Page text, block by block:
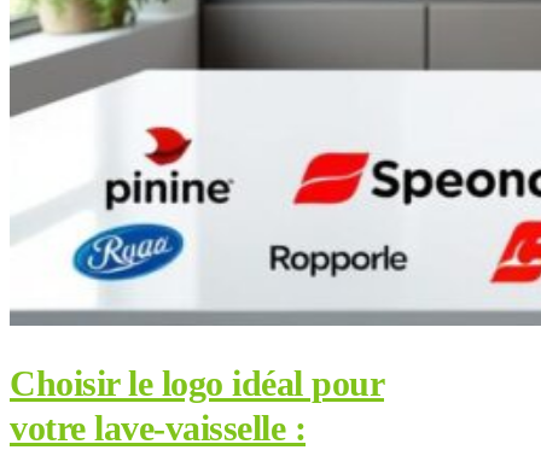
Choisir le logo idéal pour
votre lave-vaisselle :